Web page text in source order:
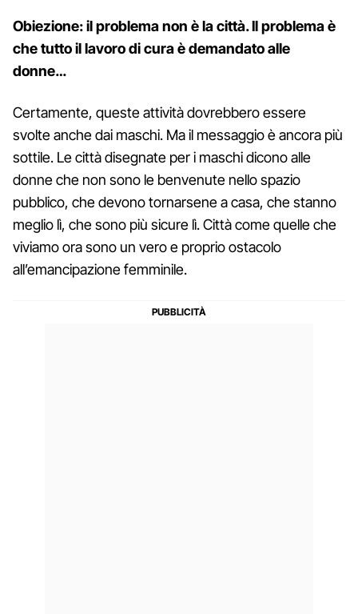
Obiezione: il problema non è la città. Il problema è
che tutto il lavoro di cura è demandato alle
donne…
Certamente, queste attività dovrebbero essere
svolte anche dai maschi. Ma il messaggio è ancora più
sottile. Le città disegnate per i maschi dicono alle
donne che non sono le benvenute nello spazio
pubblico, che devono tornarsene a casa, che stanno
meglio lì, che sono più sicure lì. Città come quelle che
viviamo ora sono un vero e proprio ostacolo
all’emancipazione femminile.